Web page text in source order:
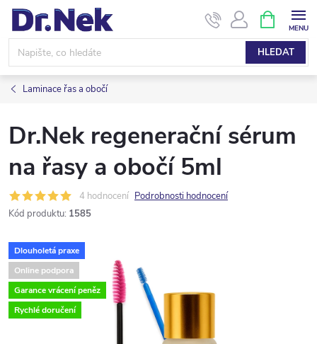
Přejít
obsah
HLEDAT
NÁKUPNÍ
KOŠÍK
Laminace řas a obočí
Dr.Nek regenerační sérum
na řasy a obočí 5ml
4 hodnocení Podrobnosti hodnocení
Kód produktu: 1585
Dlouholetá praxe
Online podpora
Garance vrácení peněz
Rychlé doručení